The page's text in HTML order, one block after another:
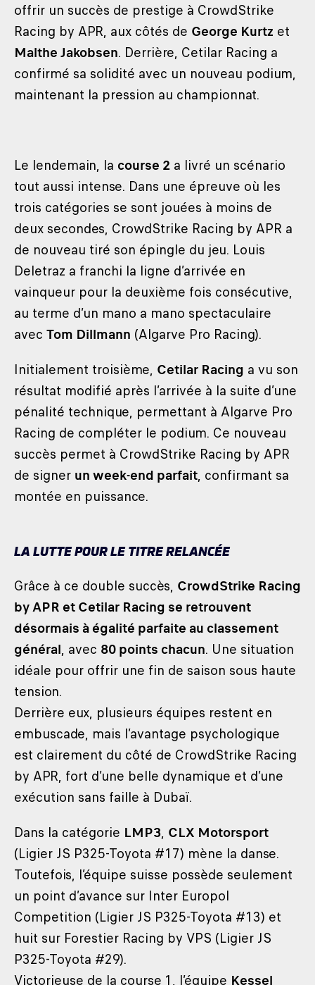
offrir un succès de prestige à CrowdStrike
Racing by APR, aux côtés de George Kurtz et
Malthe Jakobsen. Derrière, Cetilar Racing a
confirmé sa solidité avec un nouveau podium,
maintenant la pression au championnat.
Le lendemain, la course 2 a livré un scénario
tout aussi intense. Dans une épreuve où les
trois catégories se sont jouées à moins de
deux secondes, CrowdStrike Racing by APR a
de nouveau tiré son épingle du jeu. Louis
Deletraz a franchi la ligne d’arrivée en
vainqueur pour la deuxième fois consécutive,
au terme d’un mano a mano spectaculaire
avec Tom Dillmann (Algarve Pro Racing).
Initialement troisième, Cetilar Racing a vu son
résultat modifié après l’arrivée à la suite d’une
pénalité technique, permettant à Algarve Pro
Racing de compléter le podium. Ce nouveau
succès permet à CrowdStrike Racing by APR
de signer un week-end parfait, confirmant sa
montée en puissance.
LA LUTTE POUR LE TITRE RELANCÉE
Grâce à ce double succès, CrowdStrike Racing
by APR et Cetilar Racing se retrouvent
désormais à égalité parfaite au classement
général, avec 80 points chacun. Une situation
idéale pour offrir une fin de saison sous haute
tension.
Derrière eux, plusieurs équipes restent en
embuscade, mais l’avantage psychologique
est clairement du côté de CrowdStrike Racing
by APR, fort d’une belle dynamique et d’une
exécution sans faille à Dubaï.
Dans la catégorie LMP3, CLX Motorsport
(Ligier JS P325-Toyota #17) mène la danse.
Toutefois, l’équipe suisse possède seulement
un point d’avance sur Inter Europol
Competition (Ligier JS P325-Toyota #13) et
huit sur Forestier Racing by VPS (Ligier JS
P325-Toyota #29).
Victorieuse de la course 1, l’équipe Kessel